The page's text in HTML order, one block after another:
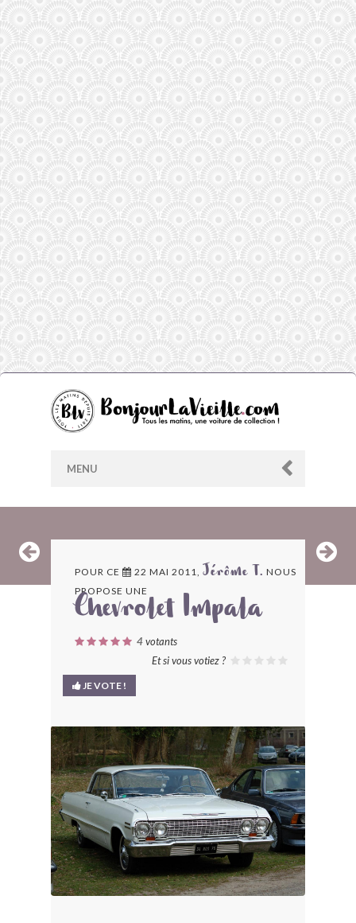
MENU
ARCHIVES
LES CONTRIBUTEURS
LE BLOG
BONJOURLAVIEILLE ?
MODÈLES ET MARQUES
COMMENT FONCTIONNE BLV ?
POUR CE 22 MAI 2011, Jérôme T. NOUS
PROPOSE UNE
Chevrolet Impala
4votants
Et si vous votiez ?
JE VOTE !